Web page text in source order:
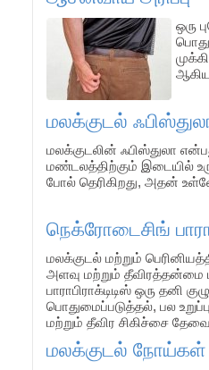
ஒரு
மலக்குடல்
மலக்குடலின் ஃபிஸ்துலா
மண்டலத்திற்கும் இடையில்
போல் தெரிகிறது, அதன்
நெக்ரோடைசிங்
மலக்குடல் மற்றும்
அளவு மற்றும் தீவிரத்தன்மை
பாராபிராக்டிடிஸ் ஒரு தனி
பொதுமைப்படுத்தல், பல
மற்றும் தீவிர சிகிச்சை
மலக்குடல் நோய்கள்